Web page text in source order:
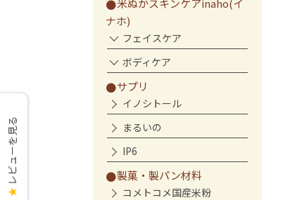
米ぬかスキンケアinaho(イ
ナホ)
フェイスケア
ボディケア
サプリ
イノシトール
まるいの
IP6
製菓・製パン材料
コメトコメ国産米粉
★
レビューを見る